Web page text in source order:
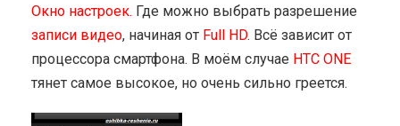
Окно настроек. Где можно выбрать разрешение
записи видео, начиная от Full HD. Всё зависит от
процессора смартфона. В моём случае HTC ONE
тянет самое высокое, но очень сильно греется.